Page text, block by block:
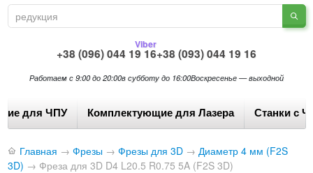
+38 (096) 044 19 16
Viber
+38 (093) 044 19 16
Работаем с 9:00 до 20:00в субботу до 16:00Воскресенье — выходной
для ЧПУ Комплектующие для Лазера Станки с
Главная → Фрезы → Фрезы для 3D → Диаметр 4 мм (F2S
3D) → Фреза для 3D D4 L20.5 R0.75 5A (F2S 3D)